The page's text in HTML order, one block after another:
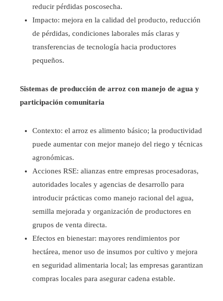
reducir pérdidas poscosecha.
Impacto: mejora en la calidad del producto, reducción
de pérdidas, condiciones laborales más claras y
transferencias de tecnología hacia productores
pequeños.
Sistemas de producción de arroz con manejo de agua y
participación comunitaria
Contexto: el arroz es alimento básico; la productividad
puede aumentar con mejor manejo del riego y técnicas
agronómicas.
Acciones RSE: alianzas entre empresas procesadoras,
autoridades locales y agencias de desarrollo para
introducir prácticas como manejo racional del agua,
semilla mejorada y organización de productores en
grupos de venta directa.
Efectos en bienestar: mayores rendimientos por
hectárea, menor uso de insumos por cultivo y mejora
en seguridad alimentaria local; las empresas garantizan
compras locales para asegurar cadena estable.